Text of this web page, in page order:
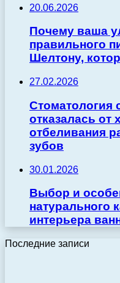
20.06.2026
Почему ваша
правильного
Шелтону,
27.02.2026
Стоматология
отказалась от
отбеливания
зубов
30.01.2026
Выбор и
натурального
интерьера
Последние записи